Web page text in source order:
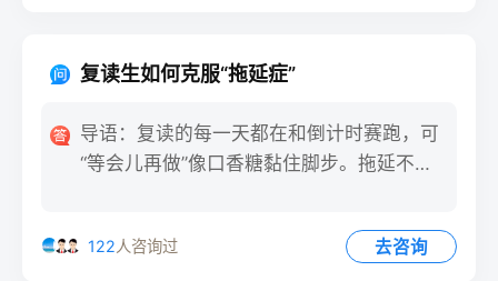
复读生如何克服“拖延症”
导语：复读的每一天都在和倒计时赛跑，可
“等会儿再做”像口香糖黏住脚步。拖延不是
122人咨询过 去咨询